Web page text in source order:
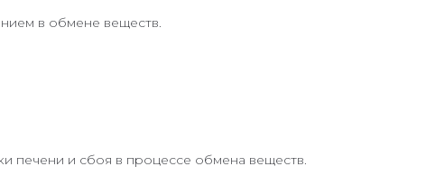
в обмене веществ.
печени и сбоя в процессе обмена веществ.